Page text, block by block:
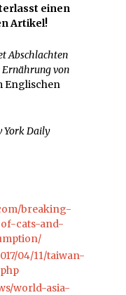
einen
Artikel!
Abschlachten
Ernährung von
Englischen
York Daily
breaking-
cats-and-
04/11/taiwan-
world-asia-